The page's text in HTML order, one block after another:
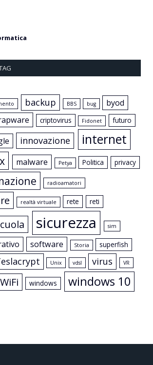
backup BBS bug byod
criptovirus Fidonet futuro
innovazione internet
malware Petya Politica privacy
radioamatori
realtà virtuale rete reti
sicurezza sim
software Storia
superfish
Unix vdsl virus VR
WiFi windows windows 10